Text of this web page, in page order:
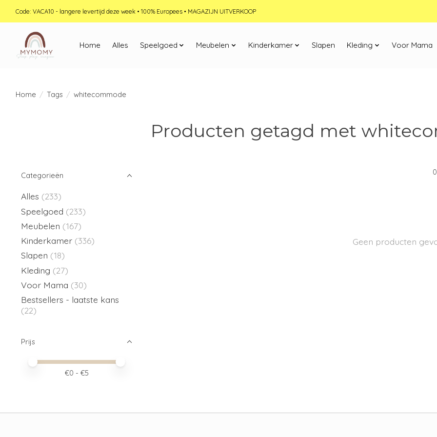
Code: VACA10 - langere levertijd deze week • 100% Europees • MAGAZIJN UITVERKOOP
Home Alles Speelgoed Meubelen Kinderkamer Slapen Kleding Voor Mama
Home / Tags / whitecommode
Producten getagd met
Categorieën
Alles (233)
Speelgoed (233)
Meubelen (167)
Kinderkamer (336)
Slapen (18)
Kleding (27)
Voor Mama (30)
Bestsellers - laatste kans
(22)
Prijs
Minimale prijswaarde
Price maximum value
€0 - €5
Geen producten